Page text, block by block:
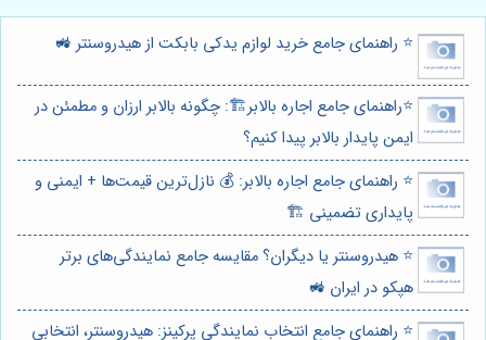
⭐️ راهنمای جامع خرید لوازم یدکی بابکت از هیدروسنتر 🚜
⭐️راهنمای جامع اجاره بالابر🏗️: چگونه بالابر ارزان و مطمئن در
ایمن پایدار بالابر پیدا کنیم؟
⭐️ راهنمای جامع اجاره بالابر: 💰 نازل‌ترین قیمت‌ها + ایمنی و
پایداری تضمینی 🏗️
⭐️ هیدروسنتر یا دیگران؟ مقایسه جامع نمایندگی‌های برتر
هپکو در ایران 🚜
⭐️ راهنمای جامع انتخاب نمایندگی پرکینز: هیدروسنتر، انتخابی